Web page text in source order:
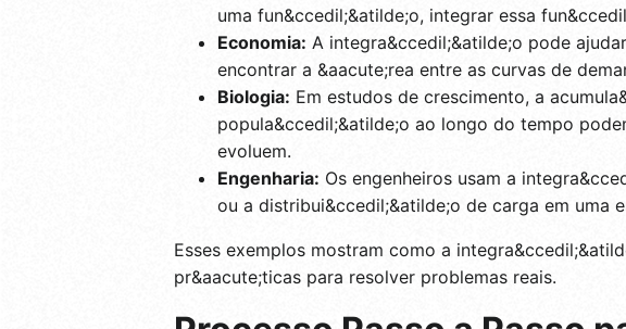
uma fun&ccedil;&atilde;o, integrar essa
Economia: A integra&ccedil;&atilde;o pode
encontrar a &aacute;rea entre as curvas de
Biologia: Em estudos de crescimento, a
popula&ccedil;&atilde;o ao longo do tempo
evoluem.
Engenharia: Os engenheiros usam a
ou a distribui&ccedil;&atilde;o de carga em uma
Esses exemplos mostram como a
pr&aacute;ticas para resolver problemas reais.